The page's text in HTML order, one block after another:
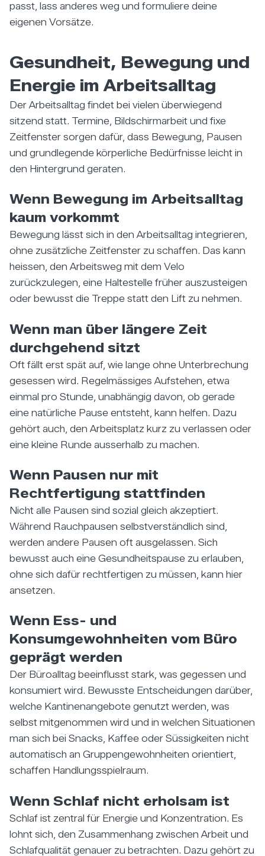
passt, lass anderes weg und formuliere deine
eigenen Vorsätze.
Gesundheit, Bewegung und
Energie im Arbeitsalltag
Der Arbeitsalltag findet bei vielen überwiegend
sitzend statt. Termine, Bildschirmarbeit und fixe
Zeitfenster sorgen dafür, dass Bewegung, Pausen
und grundlegende körperliche Bedürfnisse leicht in
den Hintergrund geraten.
Wenn Bewegung im Arbeitsalltag
kaum vorkommt
Bewegung lässt sich in den Arbeitsalltag integrieren,
ohne zusätzliche Zeitfenster zu schaffen. Das kann
heissen, den Arbeitsweg mit dem Velo
zurückzulegen, eine Haltestelle früher auszusteigen
oder bewusst die Treppe statt den Lift zu nehmen.
Wenn man über längere Zeit
durchgehend sitzt
Oft fällt erst spät auf, wie lange ohne Unterbrechung
gesessen wird. Regelmässiges Aufstehen, etwa
einmal pro Stunde, unabhängig davon, ob gerade
eine natürliche Pause entsteht, kann helfen. Dazu
gehört auch, den Arbeitsplatz kurz zu verlassen oder
eine kleine Runde ausserhalb zu machen.
Wenn Pausen nur mit
Rechtfertigung stattfinden
Nicht alle Pausen sind sozial gleich akzeptiert.
Während Rauchpausen selbstverständlich sind,
werden andere Pausen oft ausgelassen. Sich
bewusst auch eine Gesundheitspause zu erlauben,
ohne sich dafür rechtfertigen zu müssen, kann hier
ansetzen.
Wenn Ess- und
Konsumgewohnheiten vom Büro
geprägt werden
Der Büroalltag beeinflusst stark, was gegessen und
konsumiert wird. Bewusste Entscheidungen darüber,
welche Kantinenangebote genutzt werden, was
selbst mitgenommen wird und in welchen Situationen
man sich bei Snacks, Kaffee oder Süssigkeiten nicht
automatisch an Gruppengewohnheiten orientiert,
schaffen Handlungsspielraum.
Wenn Schlaf nicht erholsam ist
Schlaf ist zentral für Energie und Konzentration. Es
lohnt sich, den Zusammenhang zwischen Arbeit und
Schlafqualität genauer zu betrachten. Dazu gehört zu